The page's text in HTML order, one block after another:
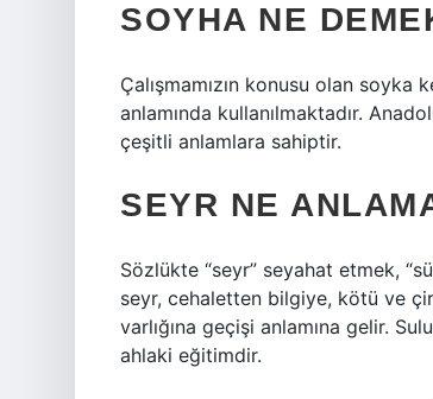
SOYHA NE
Çalışmamızın konusu olan soyka
anlamında kullanılmaktadır.
çeşitli anlamlara sahiptir.
SEYR NE
Sözlükte “seyr” seyahat etmek,
seyr, cehaletten bilgiye, kötü ve
varlığına geçişi anlamına gelir.
ahlaki eğitimdir.